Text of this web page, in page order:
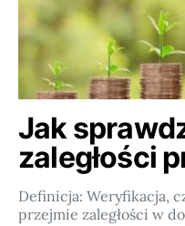
Jak
zaległości
Definicja: Weryfikacja,
przejmie zaległości w